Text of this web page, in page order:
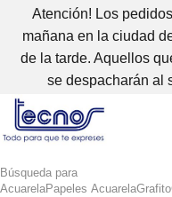
Atención! Los
mañana en la ciudad
de la tarde. Aquellos
se despacharán al
Búsqueda para
AcuarelaPapeles AcuarelaGrafito